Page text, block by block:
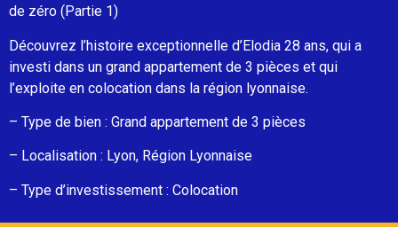
de zéro (Partie 1)
Découvrez l’histoire exceptionnelle d’Elodia 28 ans, qui a
investi dans un grand appartement de 3 pièces et qui
l’exploite en colocation dans la région lyonnaise.
– Type de bien : Grand appartement de 3 pièces
– Localisation : Lyon, Région Lyonnaise
– Type d’investissement : Colocation